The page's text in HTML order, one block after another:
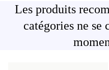
Les produits
catégories ne se